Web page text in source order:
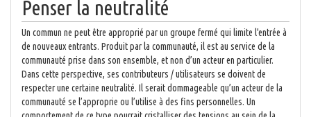
Penser la neutralité
Un commun ne peut être approprié par un groupe fermé qui limite l'entrée à
de nouveaux entrants. Produit par la communauté, il est au service de la
communauté prise dans son ensemble, et non d’un acteur en particulier.
Dans cette perspective, ses contributeurs / utilisateurs se doivent de
respecter une certaine neutralité. Il serait dommageable qu’un acteur de la
communauté se l’approprie ou l’utilise à des fins personnelles. Un